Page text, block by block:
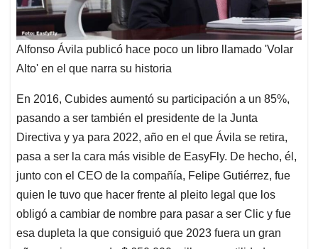
Alfonso Ávila publicó hace poco un libro llamado 'Volar
Alto' en el que narra su historia
En 2016, Cubides aumentó su participación a un 85%,
pasando a ser también el presidente de la Junta
Directiva y ya para 2022, año en el que Ávila se retira,
pasa a ser la cara más visible de EasyFly. De hecho, él,
junto con el CEO de la compañía, Felipe Gutiérrez, fue
quien le tuvo que hacer frente al pleito legal que los
obligó a cambiar de nombre para pasar a ser Clic y fue
esa dupleta la que consiguió que 2023 fuera un gran